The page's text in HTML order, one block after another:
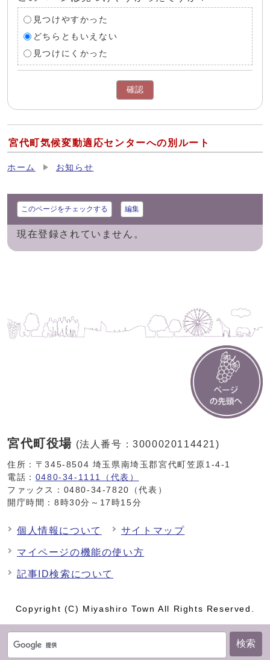
検索
見つけやすかった
どちらともいえない
見つけにくかった
確認
宮代町気候変動適応センターへの別ルート
ホーム お知らせ
このページをチェックする 編集
現在登録されていません。
宮代町役場 (法人番号：3000020114421)
住所：〒345-8504 埼玉県南埼玉郡宮代町笠原1-4-1
電話： 0480-34-1111（代表）
ファックス：0480-34-7820（代表）
開庁時間：8時30分～17時15分
個人情報について サイトマップ
マイページの機能の使い方
記事ID検索について
Copyright (C) Miyashiro Town All Rights Reserved.